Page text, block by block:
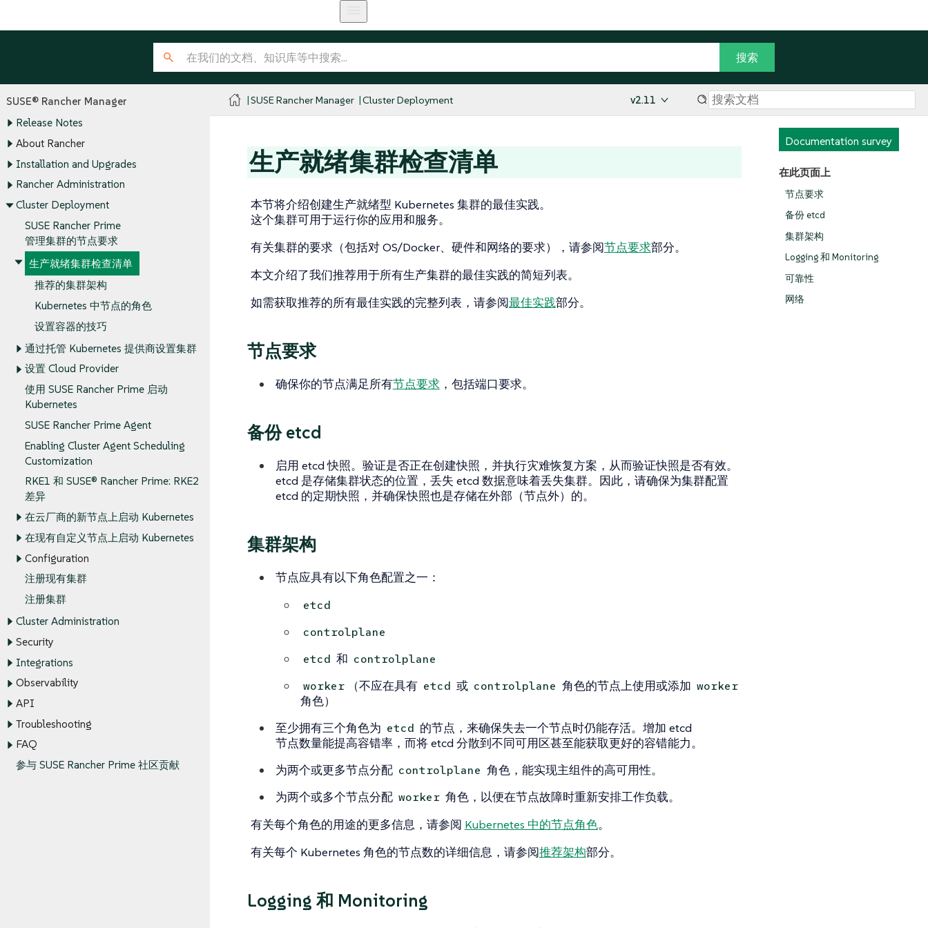
SUSE® Rancher Manager
Release Notes
About Rancher
Installation and Upgrades
Rancher Administration
Cluster Deployment
SUSE Rancher Prime
管理集群的节点要求
生产就绪集群检查清单
推荐的集群架构
Kubernetes 中节点的角色
设置容器的技巧
通过托管 Kubernetes 提供商设置集群
设置 Cloud Provider
使用 SUSE Rancher Prime 启动
Kubernetes
SUSE Rancher Prime Agent
Enabling Cluster Agent Scheduling
Customization
RKE1 和 SUSE® Rancher Prime: RKE2
差​​异
在云厂商的新节点上启动 Kubernetes
在现有自定义节点上启动 Kubernetes
Configuration
注册现有集群
注册集群
Cluster Administration
Security
Integrations
Observability
API
Troubleshooting
FAQ
参与 SUSE Rancher Prime 社区贡献
SUSE Rancher Manager Cluster Deployment v2.11
Documentation survey
在此页面上
节点要求
备份 etcd
集群架构
Logging 和 Monitoring
可靠性
网络
生产就绪集群检查清单
本节将介绍创建生产就绪型 Kubernetes 集群的最佳实践。
这个集群可用于运行你的应用和服务。
有关集群的要求（包括对 OS/Docker、硬件和网络的要求），请参阅节点要求部分。
本文介绍了我们推荐用于所有生产集群的最佳实践的简短列表。
如需获取推荐的所有最佳实践的完整列表，请参阅最佳实践部分。
节点要求
确保你的节点满足所有节点要求，包括端口要求。
备份 etcd
启用 etcd 快照。验证是否正在创建快照，并执行灾难恢复方案，从而验证快照是否有效。
etcd 是存储集群状态的位置，丢失 etcd 数据意味着丢失集群。因此，请确保为集群配置
etcd 的定期快照，并确保快照也是存储在外部（节点外）的。
集群架构
节点应具有以下角色配置之一：
etcd
controlplane
etcd 和 controlplane
worker
（不应在具有 etcd 或 controlplane 角色的节点上使用或添加 worker
角色）
至少拥有三个角色为 etcd 的节点，来确保失去一个节点时仍能存活。增加 etcd
节点数量能提高容错率，而将 etcd 分散到不同可用区甚至能获取更好的容错能力。
为两个或更多节点分配 controlplane 角色，能实现主组件的高可用性。
为两个或多个节点分配 worker 角色，以便在节点故障时重新安排工作负载。
有关每个角色的用途的更多信息，请参阅 Kubernetes 中的节点角色。
有关每个 Kubernetes 角色的节点数的详细信息，请参阅推荐架构部分。
Logging 和 Monitoring